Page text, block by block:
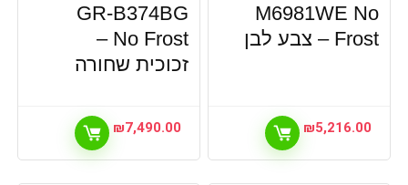
M6981WE No
Frost – צבע לבן
₪5,216.00
GR-B374BG
No Frost –
זכוכית שחורה
₪7,490.00